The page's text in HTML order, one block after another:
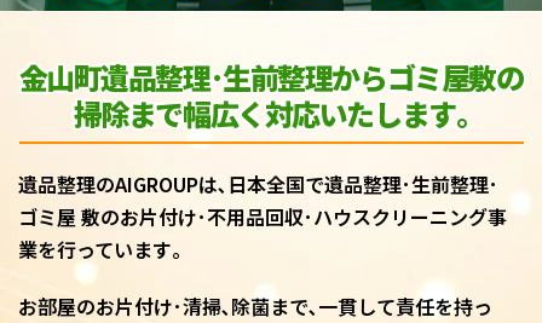
金山町遺品整理･生前整理からゴミ屋敷の
掃除まで幅広く対応いたします｡
遺品整理のAIGROUPは､日本全国で遺品整理･生前整理･
ゴミ屋 敷のお片付け･不用品回収･ハウスクリーニング事
業を行っています｡
お部屋のお片付け･清掃､除菌まで､一貫して責任を持っ